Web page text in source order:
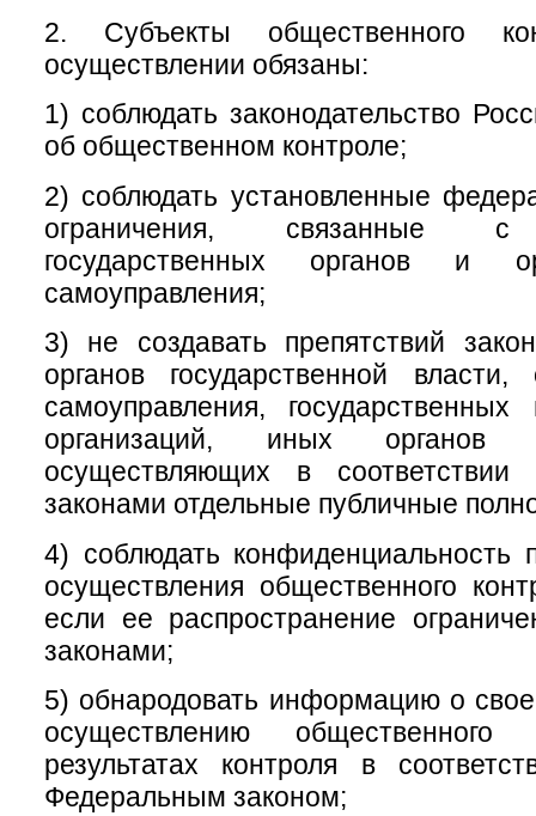
2. Субъекты общественного
осуществлении обязаны:
1) соблюдать законодательство
об общественном контроле;
2) соблюдать установленные
ограничения, связанные с
государственных органов и
самоуправления;
3) не создавать препятствий
органов государственной власти,
самоуправления,
организаций, иных органов
осуществляющих в
законами отдельные публичные
4) соблюдать конфиденциальность
осуществления общественного
если ее распространение
законами;
5) обнародовать информацию о
осуществлению
результатах контроля в
Федеральным законом;